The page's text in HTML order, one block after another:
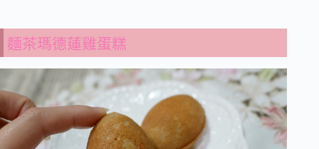
麵茶瑪德蓮雞蛋糕